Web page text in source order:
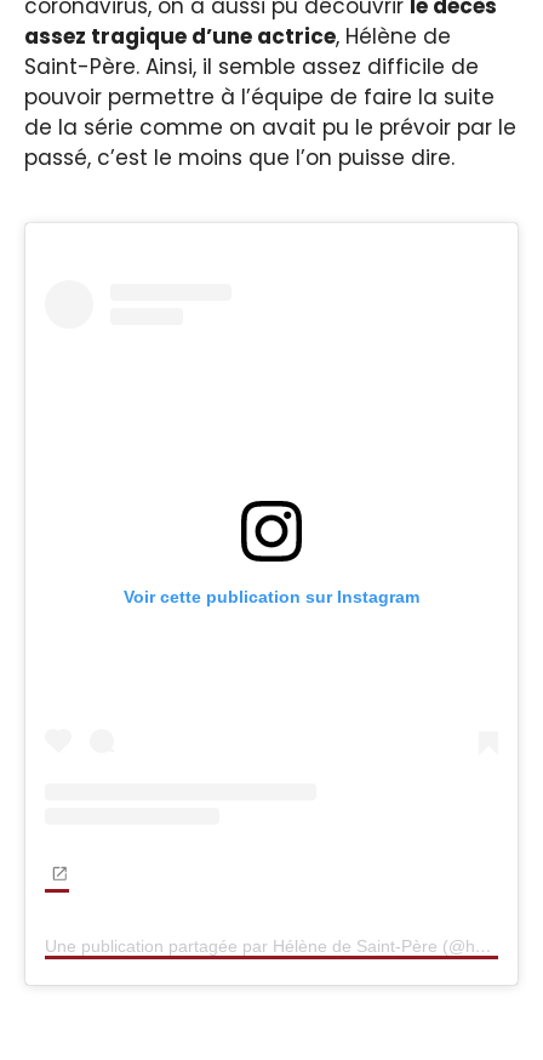
coronavirus, on a aussi pu découvrir le décès
assez tragique d’une actrice, Hélène de
Saint-Père. Ainsi, il semble assez difficile de
pouvoir permettre à l’équipe de faire la suite
de la série comme on avait pu le prévoir par le
passé, c’est le moins que l’on puisse dire.
Voir cette publication sur Instagram
Une publication partagée par Hélène de Saint-Père (@helenedesaintpere)